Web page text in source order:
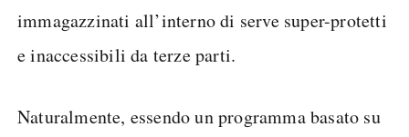
immagazzinati all’interno di serve super-protetti
e inaccessibili da terze parti.
Naturalmente, essendo un programma basato su